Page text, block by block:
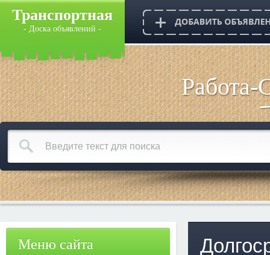
Транспортная
- Доска объявлений -
Меню сайта